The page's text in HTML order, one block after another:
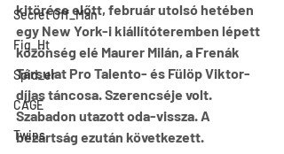
Secret Off_Man
Fig_Ht
Spid_er
CAGE
Twins
kitörése előtt, február utolsó hetében
egy New York-i kiállítóteremben lépett
közönség elé Maurer Milán, a Frenák
Társulat Pro Talento- és Fülöp Viktor-
díjas táncosa. Szerencséje volt.
Szabadon utazott oda-vissza. A
bezártság ezután következett.